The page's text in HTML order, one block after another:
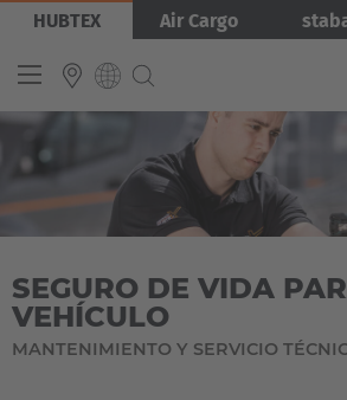
Pasar
contenido
HUBTEX Air Cargo
INTERNATIONAL
English
Español
Français
Imagen
SEGURO DE VIDA
VEHÍCULO
MANTENIMIENTO Y SERVICIO